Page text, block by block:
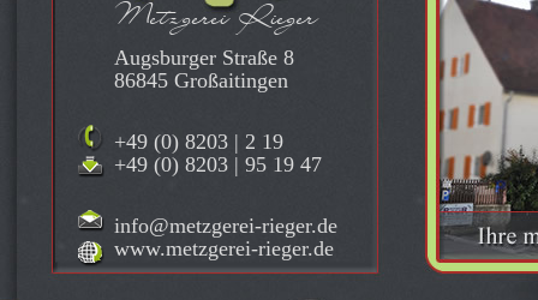
Metzgerei Rieger
Augsburger Straße 8
86845 Großaitingen
+49 (0) 8203 | 2 19
+49 (0) 8203 | 95 19 47
info@metzgerei-rieger.de
www.metzgerei-rieger.de